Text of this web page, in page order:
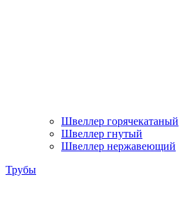
Швеллер горячекатаный
Швеллер гнутый
Швеллер нержавеющий
Трубы